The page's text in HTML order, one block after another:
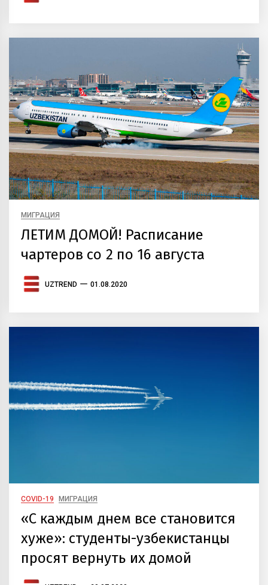
МИГРАЦИЯ
ЛЕТИМ ДОМОЙ! Расписание
чартеров со 2 по 16 августа
UZTREND 01.08.2020
COVID-19 МИГРАЦИЯ
«С каждым днем все становится
хуже»: студенты-узбекистанцы
просят вернуть их домой